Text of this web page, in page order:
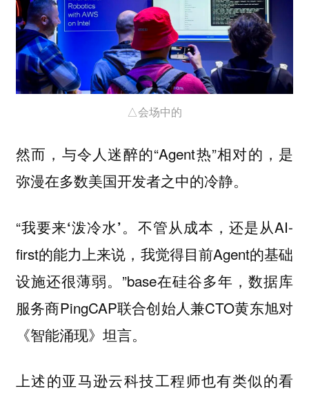
△会场中的
然而，与令人迷醉的“Agent热”相对的， 是
弥漫在多数美国开发者之中的冷静。
“我要来‘泼冷水’。 不管从成本，还是从AI-
first的能力上来说，我觉得目前Agent的基础
设施还很薄弱。”base在硅谷多年，数据库
服务商PingCAP联合创始人兼CTO黄东旭对
《智能涌现》坦言。
上述的亚马逊云科技工程师也有类似的看